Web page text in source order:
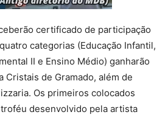
certificado de participação
categorias (Educação Infantil,
II e Ensino Médio) ganharão
Cristais de Gramado, além de
Os primeiros colocados
desenvolvido pela artista